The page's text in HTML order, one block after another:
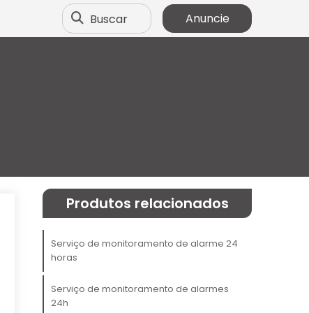
Buscar Anuncie
Produtos relacionados
Serviço de monitoramento de alarme 24
horas
Serviço de monitoramento de alarmes
24h